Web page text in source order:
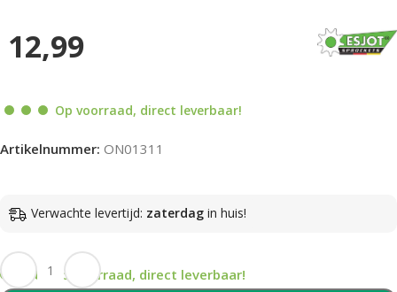
12,99
Op voorraad, direct leverbaar!
Artikelnummer: ON01311
Verwachte levertijd: zaterdag in huis!
Op voorraad, direct leverbaar!